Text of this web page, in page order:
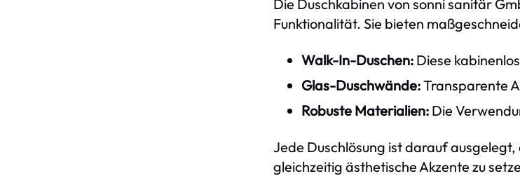
Die Duschkabinen von sonni sanitär
Funktionalität. Sie bieten
Walk-In-Duschen: Diese
Glas-Duschwände:Transparente
Robuste Materialien: Die
Jede Duschlösung ist darauf
gleichzeitig ästhetische Akzente zu